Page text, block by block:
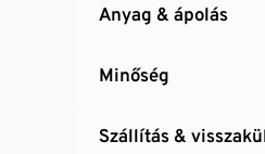
Anyag & ápolás
Minőség
Szállítás &